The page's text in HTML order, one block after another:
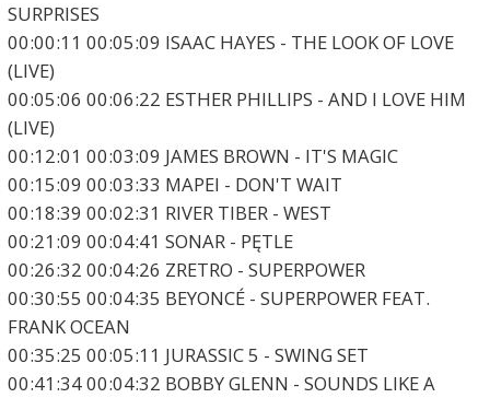
SURPRISES
00:00:11 00:05:09 ISAAC HAYES - THE LOOK OF LOVE
(LIVE)
00:05:06 00:06:22 ESTHER PHILLIPS - AND I LOVE HIM
(LIVE)
00:12:01 00:03:09 JAMES BROWN - IT'S MAGIC
00:15:09 00:03:33 MAPEI - DON'T WAIT
00:18:39 00:02:31 RIVER TIBER - WEST
00:21:09 00:04:41 SONAR - PĘTLE
00:26:32 00:04:26 ZRETRO - SUPERPOWER
00:30:55 00:04:35 BEYONCÉ - SUPERPOWER FEAT.
FRANK OCEAN
00:35:25 00:05:11 JURASSIC 5 - SWING SET
00:41:34 00:04:32 BOBBY GLENN - SOUNDS LIKE A